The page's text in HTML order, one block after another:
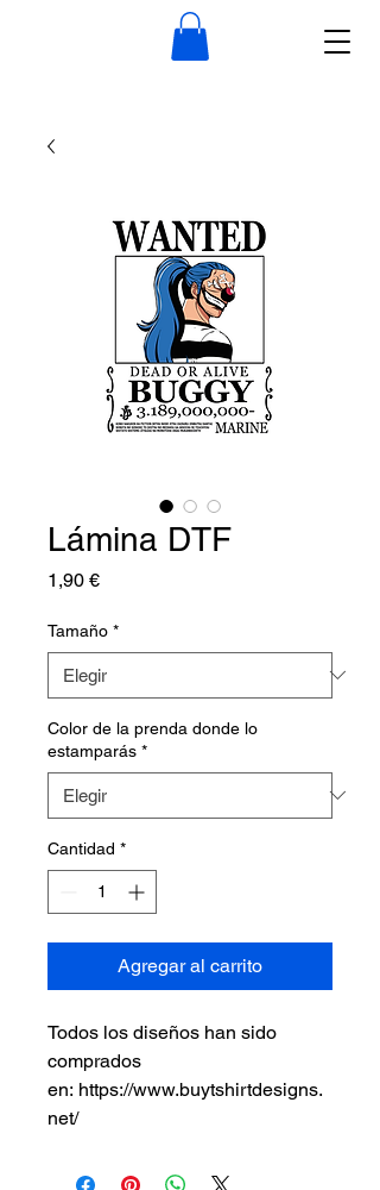
Lámina DTF
1,90 €Precio
Tamaño *
Color de la prenda donde lo
estamparás *
Cantidad *
Agregar al carrito
Todos los diseños han sido
comprados
en: https://www.buytshirtdesigns.
net/